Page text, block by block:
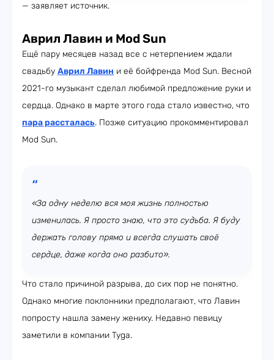
— заявляет источник.
Аврил Лавин и Mod Sun
Ещё пару месяцев назад все с нетерпением ждали
свадьбу Аврил Лавин и её бойфренда Mod Sun. Весной
2021-го музыкант сделал любимой предложение руки и
сердца. Однако в марте этого года стало известно, что
пара рассталась. Позже ситуацию прокомментировал
Mod Sun.
«За одну неделю вся моя жизнь полностью
изменилась. Я просто знаю, что это судьба. Я буду
держать голову прямо и всегда слушать своё
сердце, даже когда оно разбито».
Что стало причиной разрыва, до сих пор не понятно.
Однако многие поклонники предполагают, что Лавин
попросту нашла замену жениху. Недавно певицу
заметили в компании Tyga.